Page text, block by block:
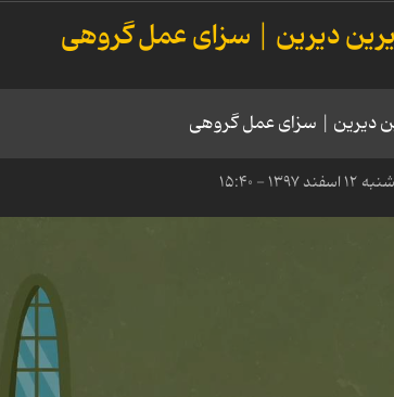
دیرین | سزای عمل گروهی
دیرین | سزای عمل گروهی
۱۳۹۷ - ۱۵:۴۰